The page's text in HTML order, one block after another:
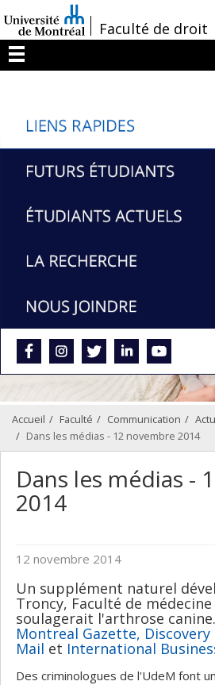
au
contenu
/Faculté de droit
Menu
Accueil Faculté Communication
Dans les médias - 12 novembre 2014
Dans les médias -
2014
12 novembre 2014
Un supplément naturel
Troncy, Faculté de
soulagerait l'arthrose canine.
Montreal Gazette, Discovery
Mail et International
Des criminologues de l'UdeM font